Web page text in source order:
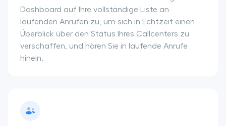
Dashboard auf Ihre vollständige Liste an
laufenden Anrufen zu, um sich in Echtzeit einen
Überblick über den Status Ihres Callcenters zu
verschaffen, und hören Sie in laufende Anrufe
hinein.